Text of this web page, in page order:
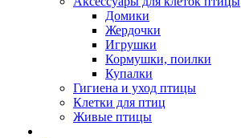
Домики
Жердочки
Игрушки
Кормушки, поилки
Купалки
Гигиена и уход птицы
Клетки для птиц
Живые птицы